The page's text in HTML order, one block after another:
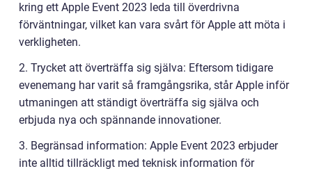
kring ett Apple Event 2023 leda till överdrivna
förväntningar, vilket kan vara svårt för Apple att möta i
verkligheten.
2. Trycket att överträffa sig själva: Eftersom tidigare
evenemang har varit så framgångsrika, står Apple inför
utmaningen att ständigt överträffa sig själva och
erbjuda nya och spännande innovationer.
3. Begränsad information: Apple Event 2023 erbjuder
inte alltid tillräckligt med teknisk information för